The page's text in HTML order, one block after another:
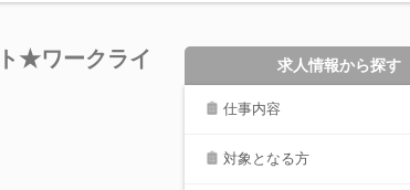
★ワークライ
求人情報から探す
仕事内容
対象となる方